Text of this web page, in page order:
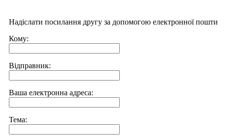
Надіслати посилання другу за допомогою електронної пошти
Кому:
Відправник:
Ваша електронна адреса:
Тема: